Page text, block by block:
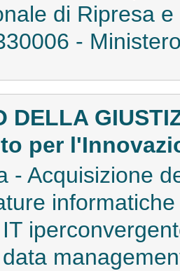
di Ripresa
-
DELLA
per
- Acquisizione